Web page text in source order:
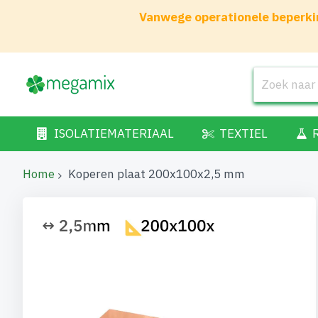
Vanwege operationele
ISOLATIEMATERIAAL TEXTIEL
Home Koperen plaat 200x100x2,5 mm
Ga